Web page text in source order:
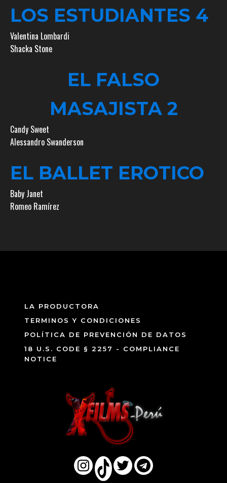
LOS ESTUDIANTES 4
Valentina Lombardi
Shacka Stone
EL FALSO
MASAJISTA 2
Candy Sweet
Alessandro Swanderson
EL BALLET EROTICO
Baby Janet
Romeo Ramírez
LA PRODUCTORA
TERMINOS Y CONDICIONES
POLÍTICA DE PREVENCIÓN DE DATOS
18 U.S. CODE § 2257 - COMPLIANCE
NOTICE